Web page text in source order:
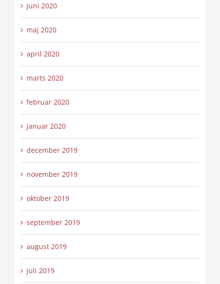
juni 2020
maj 2020
april 2020
marts 2020
februar 2020
januar 2020
december 2019
november 2019
oktober 2019
september 2019
august 2019
juli 2019